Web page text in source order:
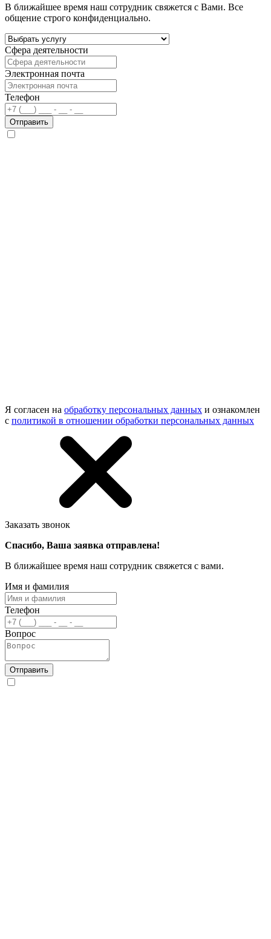
В ближайшее время наш сотрудник свяжется с Вами. Все
общение строго конфиденциально.
Сфера деятельности
Электронная почта
Телефон
Отправить
Я согласен на обработку персональных данных и ознакомлен
с политикой в отношении обработки персональных данных
Заказать звонок
Спасибо, Ваша заявка отправлена!
В ближайшее время наш сотрудник свяжется с вами.
Имя и фамилия
Телефон
Вопрос
Отправить